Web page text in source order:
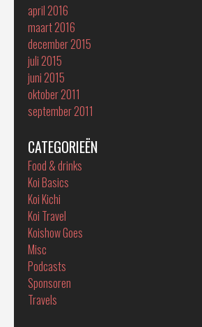
april 2016
maart 2016
december 2015
juli 2015
juni 2015
oktober 2011
september 2011
CATEGORIEËN
Food & drinks
Koi Basics
Koi Kichi
Koi Travel
Koishow Goes
Misc
Podcasts
Sponsoren
Travels